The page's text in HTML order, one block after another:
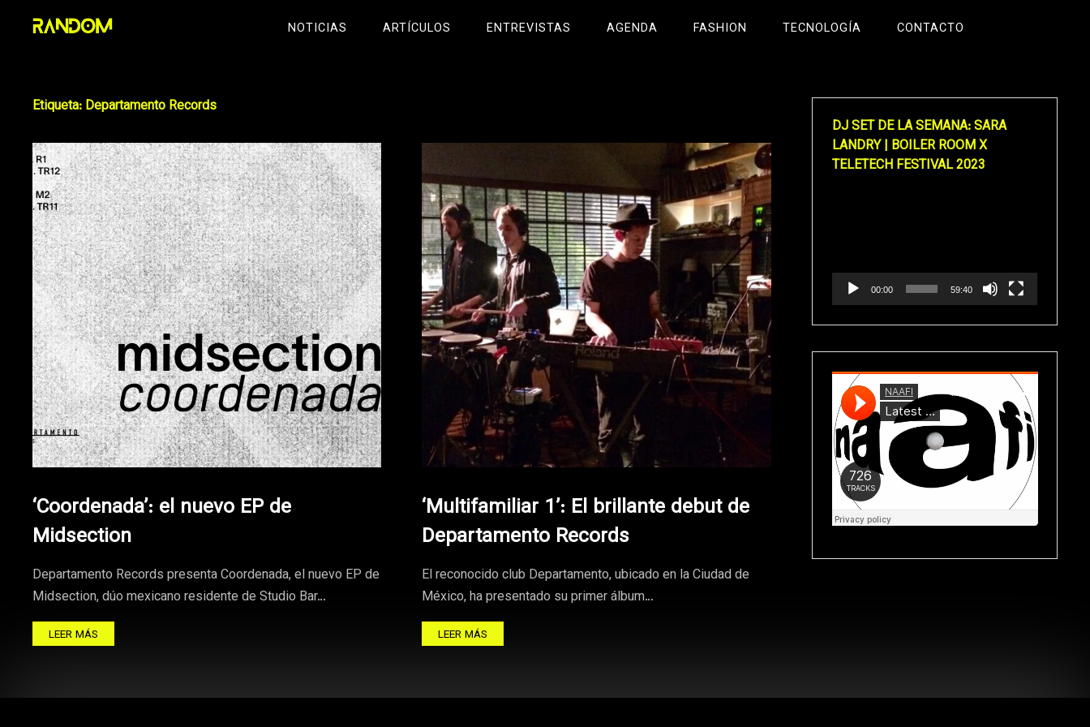
NOTICIAS ARTÍCULOS ENTREVISTAS AGENDA FASHION TECNOLOGÍA CONTACTO
Etiqueta: Departamento Records
‘Coordenada’: el nuevo EP de
Midsection
Departamento Records presenta Coordenada, el nuevo EP de
Midsection, dúo mexicano residente de Studio Bar…
LEER MÁS
‘Multifamiliar 1’: El brillante debut de
Departamento Records
El reconocido club Departamento, ubicado en la Ciudad de
México, ha presentado su primer álbum…
LEER MÁS
DJ SET DE LA SEMANA: SARA
LANDRY | BOILER ROOM X
TELETECH FESTIVAL 2023
00:00 59:40